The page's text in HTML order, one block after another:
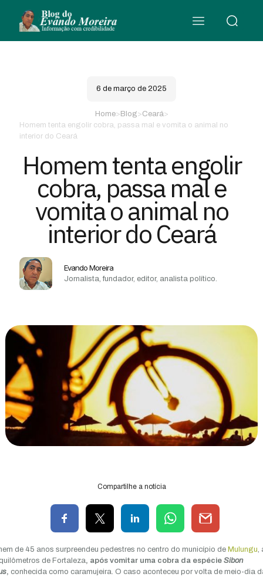
6 de março de 2025
Home> Blog>Ceará>
Homem tenta engolir cobra, passa mal e vomita o animal no
interior do Ceará
Homem tenta engolir
cobra, passa mal e
vomita o animal no
interior do Ceará
Evando Moreira
Jornalista, fundador, editor, analista político.
Compartilhe a notícia
de 45 anos surpreendeu pedestres no centro do município de Mulungu,
de Fortaleza, após vomitar uma cobra da espécieSibon
, conhecida como caramujeira. O caso aconteceu por volta de meio-dia